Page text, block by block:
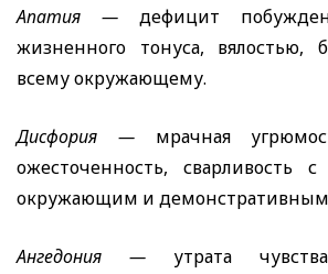
Апатия — дефицит
жизненного тонуса, вялостью,
всему окружающему.
Дисфория — мрачная
ожесточенность, сварливость
окружающим и
Ангедония — утрата